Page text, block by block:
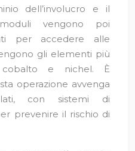
dell’involucro e il
vengono poi
per accedere alle
gli elementi più
e nichel. È
operazione avvenga
con sistemi di
prevenire il rischio di